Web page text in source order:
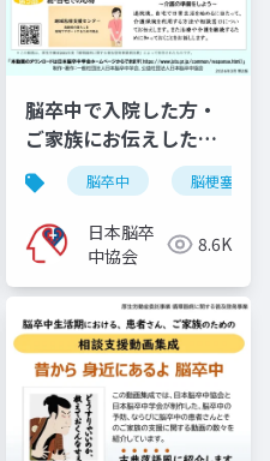
脳出血 くも膜下出血
脳卒中で入院した方・
ご家族にお伝えしたい
こと
脳卒中 脳梗塞
日本脳卒
中協会
8.6K